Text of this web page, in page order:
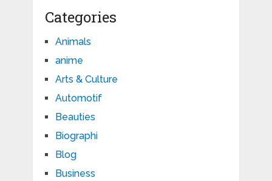
Categories
Animals
anime
Arts & Culture
Automotif
Beauties
Biographi
Blog
Business